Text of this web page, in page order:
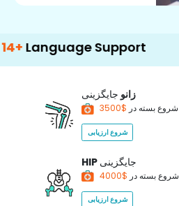
Support 500+
زانو جایگزینی
شروع بسته در
شروع ارزیابی
HIP جایگزینی
شروع بسته در
شروع ارزیابی